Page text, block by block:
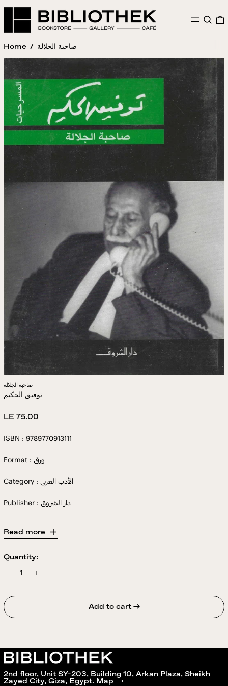
MENU
Home / صاحبة الجلالة
صاحبة الجلالة
توفيق الحكيم
Regular
LE 75.00
ISBN : 9789770913111
Format : ورقى
Category : الأدب العربى
Publisher : دار الشروق
Read more
Quantity:
Add to cart →
2nd floor, Unit SY-203, Building 10, Arkan Plaza, Sheikh
Zayed City, Giza, Egypt. Map⟶